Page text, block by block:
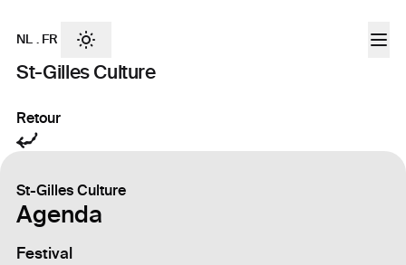
St-Gilles Culture
NL . FR
Retour
St-Gilles Culture
Agenda
Festival